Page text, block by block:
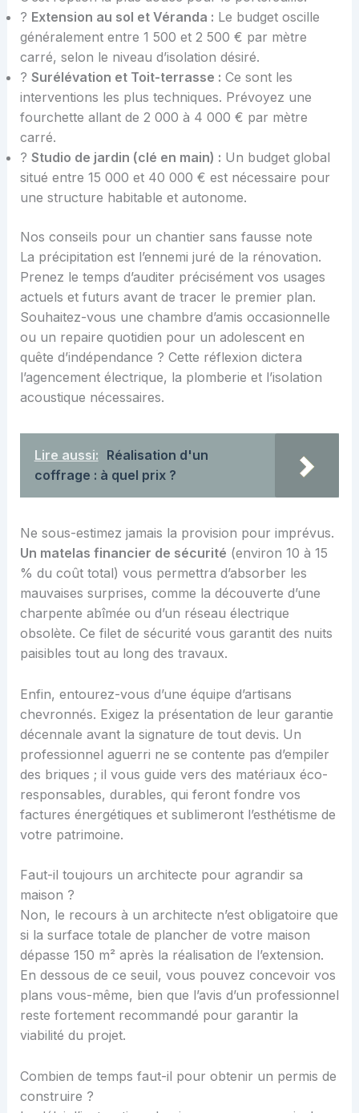
? Extension au sol et Véranda : Le budget oscille
généralement entre 1 500 et 2 500 € par mètre
carré, selon le niveau d’isolation désiré.
? Surélévation et Toit-terrasse : Ce sont les
interventions les plus techniques. Prévoyez une
fourchette allant de 2 000 à 4 000 € par mètre
carré.
? Studio de jardin (clé en main) : Un budget global
situé entre 15 000 et 40 000 € est nécessaire pour
une structure habitable et autonome.
Nos conseils pour un chantier sans fausse note
La précipitation est l’ennemi juré de la rénovation.
Prenez le temps d’auditer précisément vos usages
actuels et futurs avant de tracer le premier plan.
Souhaitez-vous une chambre d’amis occasionnelle
ou un repaire quotidien pour un adolescent en
quête d’indépendance ? Cette réflexion dictera
l’agencement électrique, la plomberie et l’isolation
acoustique nécessaires.
Lire aussi: Réalisation d'un
coffrage : à quel prix ?
Ne sous-estimez jamais la provision pour imprévus.
Un matelas financier de sécurité (environ 10 à 15
% du coût total) vous permettra d’absorber les
mauvaises surprises, comme la découverte d’une
charpente abîmée ou d’un réseau électrique
obsolète. Ce filet de sécurité vous garantit des nuits
paisibles tout au long des travaux.
Enfin, entourez-vous d’une équipe d’artisans
chevronnés. Exigez la présentation de leur garantie
décennale avant la signature de tout devis. Un
professionnel aguerri ne se contente pas d’empiler
des briques ; il vous guide vers des matériaux éco-
responsables, durables, qui feront fondre vos
factures énergétiques et sublimeront l’esthétisme de
votre patrimoine.
Faut-il toujours un architecte pour agrandir sa
maison ?
Non, le recours à un architecte n’est obligatoire que
si la surface totale de plancher de votre maison
dépasse 150 m² après la réalisation de l’extension.
En dessous de ce seuil, vous pouvez concevoir vos
plans vous-même, bien que l’avis d’un professionnel
reste fortement recommandé pour garantir la
viabilité du projet.
Combien de temps faut-il pour obtenir un permis de
construire ?